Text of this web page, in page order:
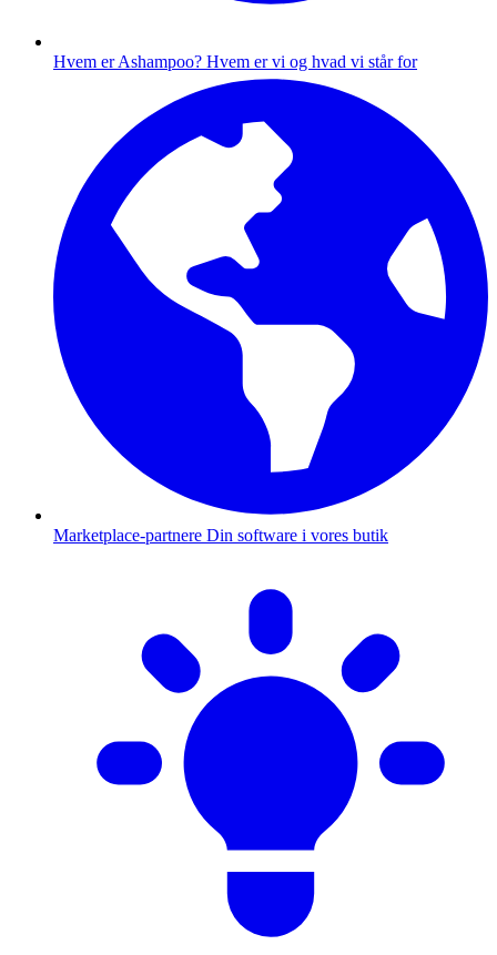
Hvem er Ashampoo? Hvem er vi og hvad vi står for
Marketplace-partnere Din software i vores butik